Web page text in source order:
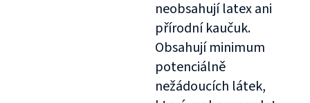
neobsahují latex ani
přírodní kaučuk.
Obsahují minimum
potenciálně
nežádoucích látek,